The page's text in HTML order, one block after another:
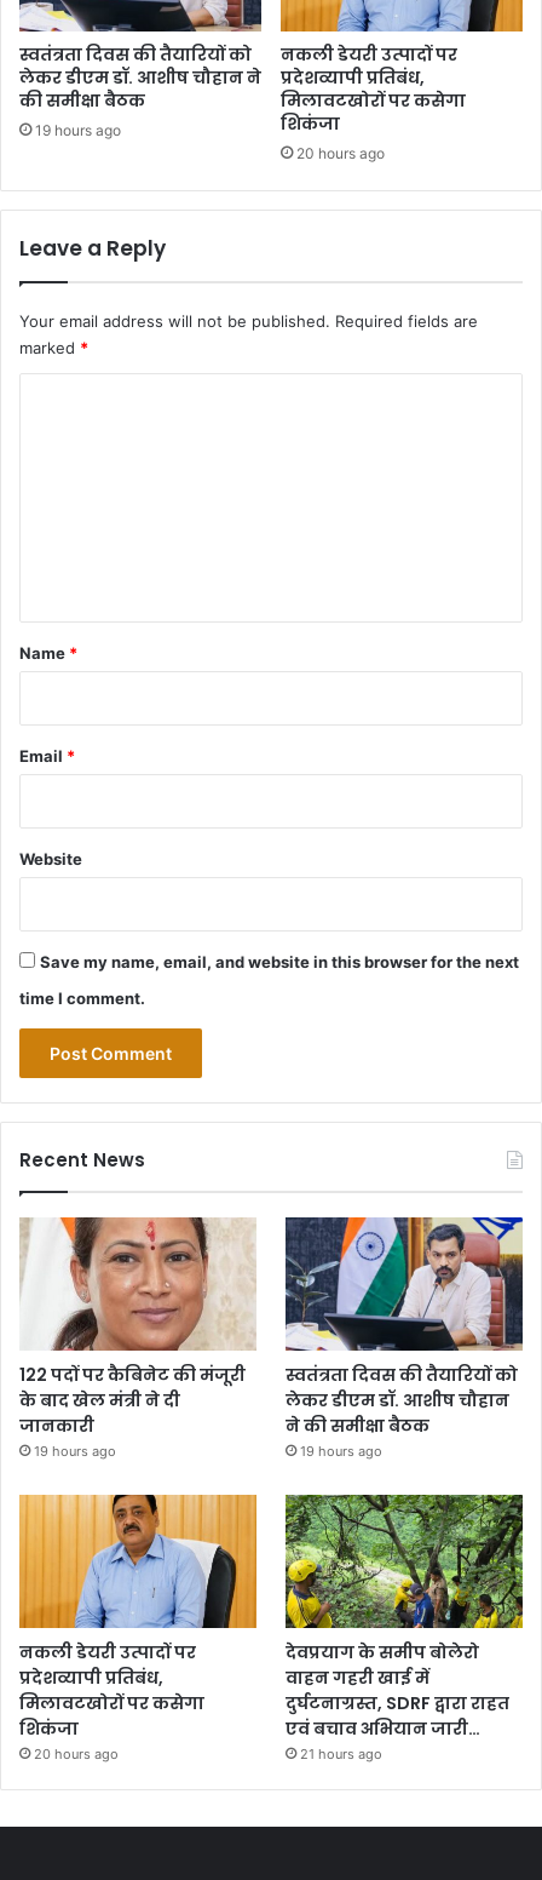
स्वतंत्रता दिवस की तैयारियों को
लेकर डीएम डॉ. आशीष चौहान ने
की समीक्षा बैठक
19 hours ago
नकली डेयरी उत्पादों पर
प्रदेशव्यापी प्रतिबंध,
मिलावटखोरों पर कसेगा
शिकंजा
20 hours ago
Leave a Reply
Your email address will not be published. Required fields are
marked *
*
Name *
Email *
Website
Save my name, email, and website in this browser for the next
time I comment.
Recent News
122 पदों पर कैबिनेट की मंजूरी
के बाद खेल मंत्री ने दी
जानकारी
19 hours ago
स्वतंत्रता दिवस की तैयारियों को
लेकर डीएम डॉ. आशीष चौहान
ने की समीक्षा बैठक
19 hours ago
नकली डेयरी उत्पादों पर
प्रदेशव्यापी प्रतिबंध,
मिलावटखोरों पर कसेगा
शिकंजा
20 hours ago
देवप्रयाग के समीप बोलेरो
वाहन गहरी खाई में
दुर्घटनाग्रस्त, SDRF द्वारा राहत
एवं बचाव अभियान जारी…
21 hours ago